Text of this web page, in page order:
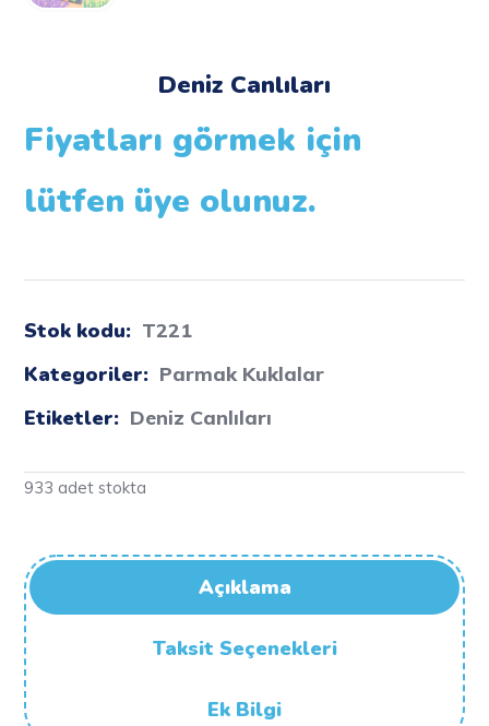
Deniz Canlıları
Fiyatları görmek için
lütfen üye olunuz.
Stok kodu: T221
Kategoriler: Parmak Kuklalar
Etiketler: Deniz Canlıları
933 adet stokta
Açıklama
Taksit Seçenekleri
Ek Bilgi